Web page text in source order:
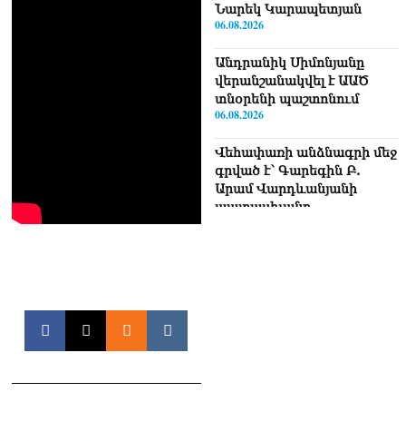
Նարեկ Կարապետյան
06.08.2026
Անդրանիկ Սիմոնյանը
վերանշանակվել է ԱԱԾ
տնօրենի պաշտոնում
06.08.2026
Վեհափառի անձնագրի մեջ
գրված է՝ Գարեգին Բ.
Արամ Վարդևանյանի
պատասխանը